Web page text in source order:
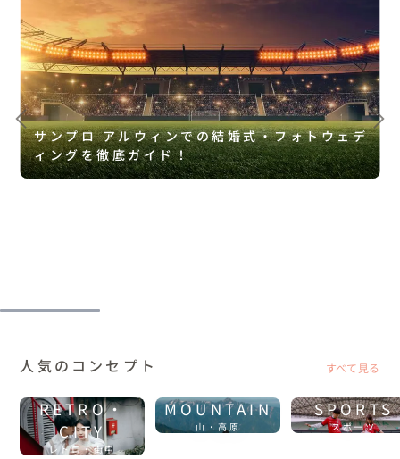
サンプロ アルウィンでの結婚式・フォトウェデ
ィングを徹底ガイド！
人気のコンセプト すべて見る
RETRO・
CITY
レトロ・街中
MOUNTAIN
山・高原
SPORTS
スポーツ